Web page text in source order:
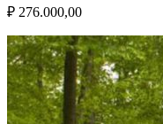
₽ 276.000,00